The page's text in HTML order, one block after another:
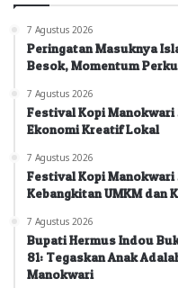
7 Agustus 2026
Peringatan Masuknya
Besok, Momentum
7 Agustus 2026
Festival Kopi
Ekonomi Kreatif Lokal
7 Agustus 2026
Festival Kopi Manokwari
Kebangkitan UMKM dan
7 Agustus 2026
Bupati Hermus Indou
81: Tegaskan Anak
Manokwari